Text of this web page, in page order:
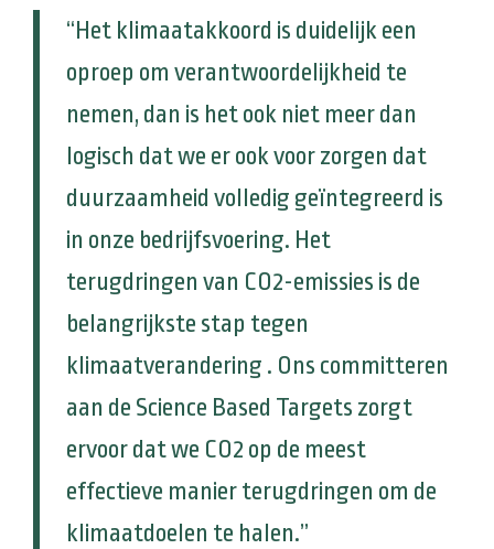
“Het klimaatakkoord is duidelijk een
oproep om verantwoordelijkheid te
nemen, dan is het ook niet meer dan
logisch dat we er ook voor zorgen dat
duurzaamheid volledig geïntegreerd is
in onze bedrijfsvoering. Het
terugdringen van CO2-emissies is de
belangrijkste stap tegen
klimaatverandering . Ons committeren
aan de Science Based Targets zorgt
ervoor dat we CO2 op de meest
effectieve manier terugdringen om de
klimaatdoelen te halen.”